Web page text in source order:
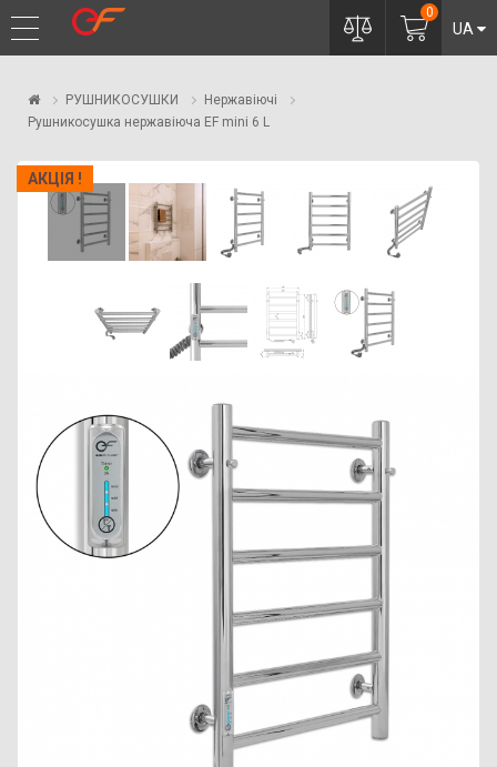
UA
0
РУШНИКОСУШКИ
Нержавіючі
Рушникосушка нержавіюча EF mini 6 L
АКЦІЯ !